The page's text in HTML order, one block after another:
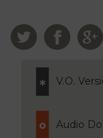
V.O.
Audio